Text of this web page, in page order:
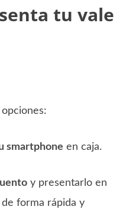
tu vale
smartphone en caja.
y presentarlo en
forma rápida y